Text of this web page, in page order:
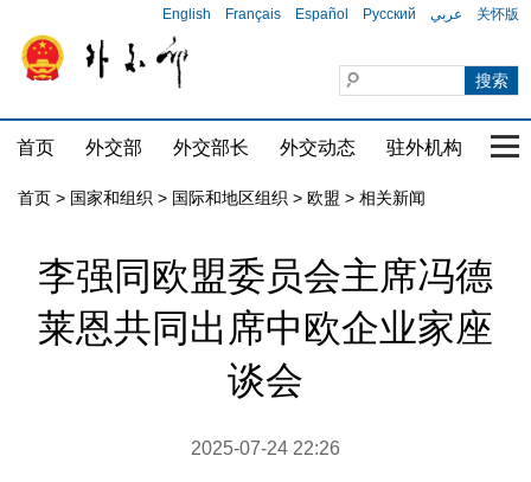
English Français Español Русский عربي 关怀版
首页 外交部 外交部长 外交动态 驻外机构 国
首页 > 国家和组织 > 国际和地区组织 > 欧盟 > 相关新闻
李强同欧盟委员会主席冯德
莱恩共同出席中欧企业家座
谈会
2025-07-24 22:26